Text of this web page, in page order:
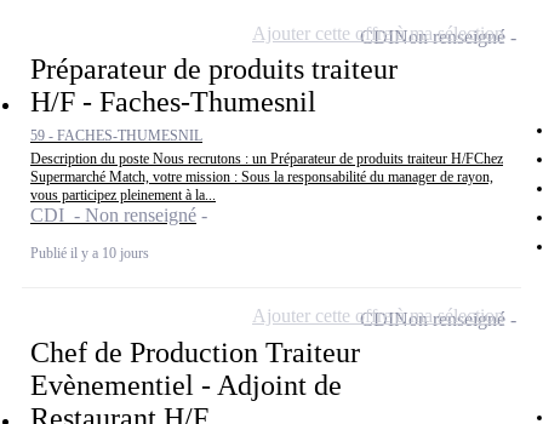
Préparateur de produits traiteur
H/F - Faches-Thumesnil
59 - FACHES-THUMESNIL
Description du poste Nous recrutons : un Préparateur de produits traiteur H/FChez
Supermarché Match, votre mission : Sous la responsabilité du manager de rayon,
vous participez pleinement à la...
CDI - Non renseigné
Publié il y a 10 jours
CDINon renseigné
Ajouter cette offre à ma sélection
Chef de Production Traiteur
Evènementiel - Adjoint de
CDINon renseigné
Ajouter cette offre à ma sélection